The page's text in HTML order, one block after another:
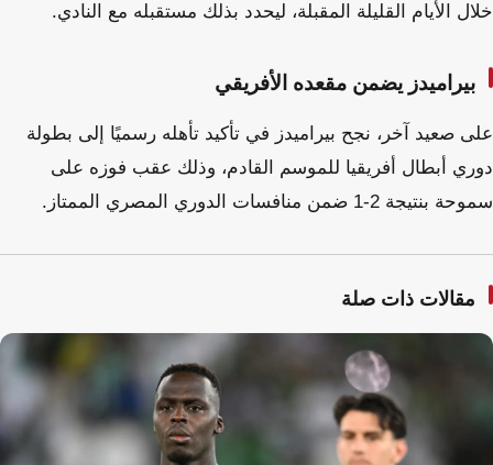
خلال الأيام القليلة المقبلة، ليحدد بذلك مستقبله مع النادي.
بيراميدز يضمن مقعده الأفريقي
على صعيد آخر، نجح بيراميدز في تأكيد تأهله رسميًا إلى بطولة
دوري أبطال أفريقيا للموسم القادم، وذلك عقب فوزه على
سموحة بنتيجة 2-1 ضمن منافسات الدوري المصري الممتاز.
مقالات ذات صلة